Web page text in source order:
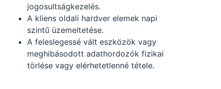
jogosultságkezelés.
A kliens oldali hardver elemek napi
szintű üzemeltetése.
A feleslegessé vált eszközök vagy
meghibásodott adathordozók fizikai
törlése vagy elérhetetlenné tétele.